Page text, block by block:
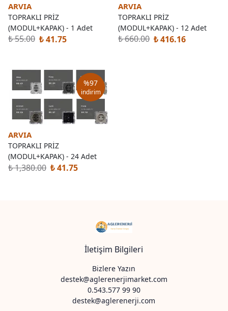
ARVIA
TOPRAKLI PRİZ
(MODUL+KAPAK) - 1 Adet
₺ 55.00 ₺ 41.75
ARVIA
TOPRAKLI PRİZ
(MODUL+KAPAK) - 12 Adet
₺ 660.00 ₺ 416.16
%97
indirim
ARVIA
TOPRAKLI PRİZ
(MODUL+KAPAK) - 24 Adet
₺ 1,380.00 ₺ 41.75
İletişim Bilgileri
Bizlere Yazın
destek@aglerenerjimarket.com
0.543.577 99 90
destek@aglerenerji.com